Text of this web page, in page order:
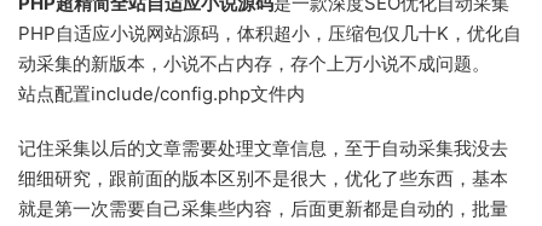
PHP自适应小说网站源码，体积超小，压缩包仅几十K，优化自
动采集的新版本，小说不占内存，存个上万小说不成问题。
站点配置include/config.php文件内
记住采集以后的文章需要处理文章信息，至于自动采集我没去
细细研究，跟前面的版本区别不是很大，优化了些东西，基本
就是第一次需要自己采集些内容，后面更新都是自动的，批量